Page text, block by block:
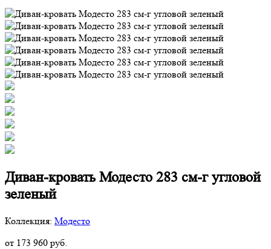
Диван-кровать Модесто 283 см-г угловой
зеленый
Коллекция: Модесто
от 173 960 руб.